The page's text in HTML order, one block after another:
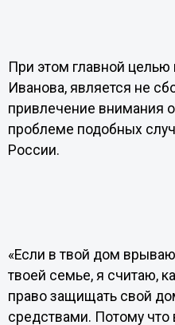
При этом главной целью
Иванова, является не
привлечение внимания
проблеме подобных
России.
«Если в твой дом
твоей семье, я считаю,
право защищать свой
средствами. Потому